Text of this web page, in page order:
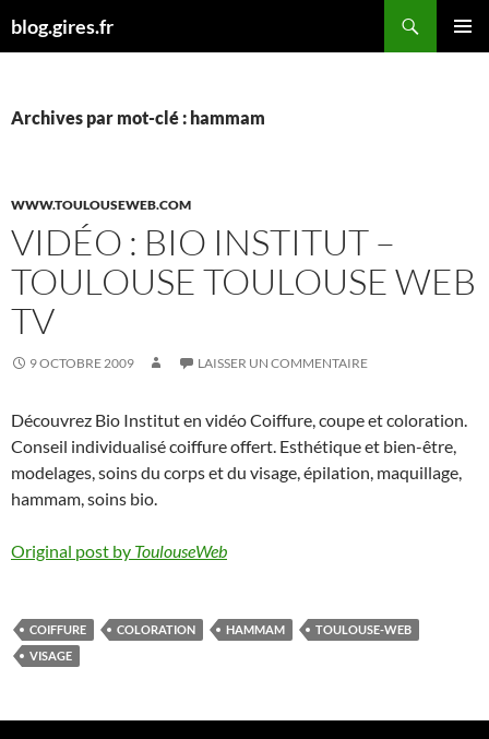
aublog.gires.fr
Archives par mot-clé : hammam
WWW.TOULOUSEWEB.COM
VIDÉO : BIO INSTITUT –
TOULOUSE TOULOUSE WEB
TV
9 OCTOBRE 2009 LAISSER UN COMMENTAIRE
Découvrez Bio Institut en vidéo Coiffure, coupe et coloration.
Conseil individualisé coiffure offert. Esthétique et bien-être,
modelages, soins du corps et du visage, épilation, maquillage,
hammam, soins bio.
Original post by ToulouseWeb
COIFFURE COLORATION HAMMAM
TOULOUSE-WEB
VISAGE